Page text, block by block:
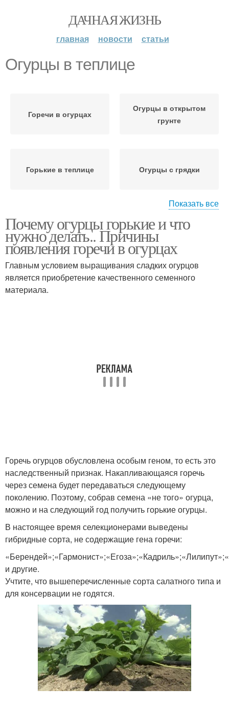
ДАЧНАЯ ЖИЗНЬ
главная новости статьи
Огурцы в теплице
Горечи в огурцах
Огурцы в открытом
грунте
Горькие в теплице Огурцы с грядки
Огурцы на зиму Свежие огурцы
Огурцы из теплицы Режим в теплице
Показать все
Почему огурцы горькие и что
нужно делать.. Причины
появления горечи в огурцах
Главным условием выращивания сладких огурцов
является приобретение качественного семенного
материала.
Горечь огурцов обусловлена особым геном, то есть это
наследственный признак. Накапливающаяся горечь
через семена будет передаваться следующему
поколению. Поэтому, собрав семена «не того» огурца,
можно и на следующий год получить горькие огурцы.
В настоящее время селекционерами выведены
гибридные сорта, не содержащие гена горечи:
и другие.
Учтите, что вышеперечисленные сорта салатного типа и
для консервации не годятся.